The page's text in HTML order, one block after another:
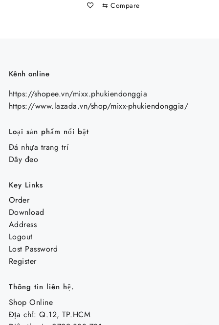
⇆ Compare
Kênh online
https://shopee.vn/mixx.phukiendonggia
https://www.lazada.vn/shop/mixx-phukiendonggia/
Loại sản phẩm nổi bật
Đá nhựa trang trí
Dây đeo
Key Links
Order
Download
Address
Logout
Lost Password
Register
Thông tin liên hệ.
Shop Online
Địa chỉ: Q.12, TP.HCM